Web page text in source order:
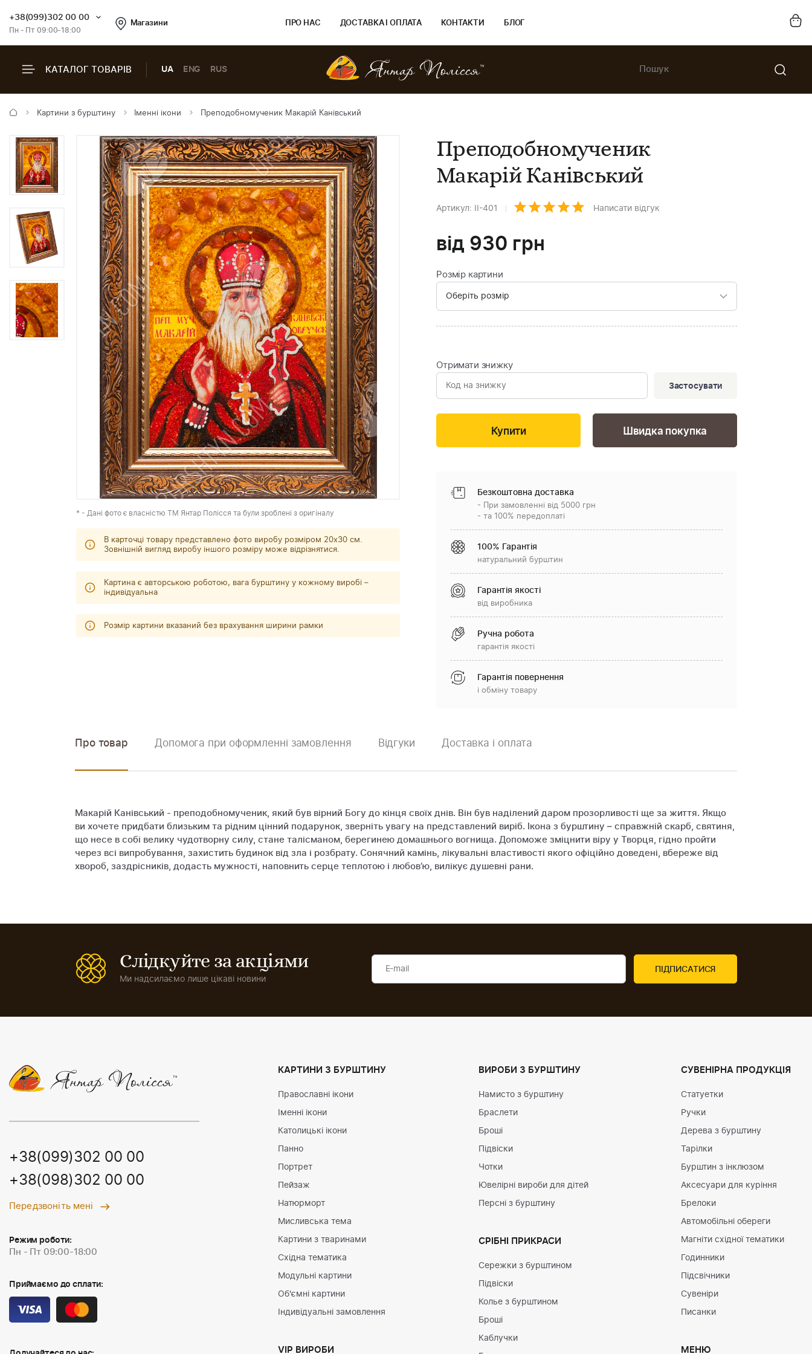
+38(099)302 00 00
Пн - Пт 09:00-18:00
Магазини ПРО НАС ДОСТАВКА І ОПЛАТА КОНТАКТИ БЛОГ
КАТАЛОГ ТОВАРІВ UA ENG RUS
Картини з бурштину Іменні ікони Преподобномученик Макарій Канівський
* - Дані фото є власністю ТМ Янтар Полісся та були зроблені з оригіналу
В карточці товару представлено фото виробу розміром 20x30 см.
Зовнішній вигляд виробу іншого розміру може відрізнятися.
Картина є авторською роботою, вага бурштину у кожному виробі –
індивідуальна
Розмір картини вказаний без врахування ширини рамки
Преподобномученик
Макарій Канівський
Артикул: ІІ-401 Написати відгук
від 930 грн
Розмір картини
Отримати знижку
Застосувати
Швидка покупка
Безкоштовна доставка
- При замовленні від 5000 грн
- та 100% передоплаті
100% Гарантія
натуральний бурштин
Гарантія якості
від виробника
Ручна робота
гарантія якості
Гарантія повернення
і обміну товару
Про товар Допомога при оформленні замовлення Відгуки Доставка і оплата
Макарій Канівський - преподобномученик, який був вірний Богу до кінця своїх днів. Він був наділений даром прозорливості ще за життя. Якщо
ви хочете придбати близьким та рідним цінний подарунок, зверніть увагу на представлений виріб. Ікона з бурштину – справжній скарб, святиня,
що несе в собі велику чудотворну силу, стане талісманом, берегинею домашнього вогнища. Допоможе зміцнити віру у Творця, гідно пройти
через всі випробування, захистить будинок від зла і розбрату. Сонячний камінь, лікувальні властивості якого офіційно доведені, вбереже від
хвороб, заздрісників, додасть мужності, наповнить серце теплотою і любов’ю, вилікує душевні рани.
Слідкуйте за акціями
Ми надсилаємо лише цікаві новини
+38(099)302 00 00
+38(098)302 00 00
Передзвоніть мені
Режим роботи:
Пн - Пт 09:00-18:00
Приймаємо до сплати:
КАРТИНИ З БУРШТИНУ
Православні ікони
Іменні ікони
Католицькі ікони
Панно
Портрет
Пейзаж
Натюрморт
Мисливська тема
Картини з тваринами
Східна тематика
Модульні картини
Об'ємні картини
Індивідуальні замовлення
VIP ВИРОБИ
ВИРОБИ З БУРШТИНУ
Намисто з бурштину
Браслети
Броші
Підвіски
Чотки
Ювелірні вироби для дітей
Персні з бурштину
СРІБНІ ПРИКРАСИ
Сережки з бурштином
Підвіски
Колье з бурштином
Броші
Каблучки
СУВЕНІРНА ПРОДУКЦІЯ
Статуетки
Ручки
Дерева з бурштину
Тарілки
Бурштин з інклюзом
Аксесуари для куріння
Брелоки
Автомобільні обереги
Магніти східної тематики
Годинники
Підсвічники
Сувеніри
Писанки
МЕНЮ